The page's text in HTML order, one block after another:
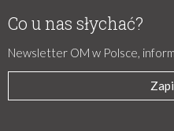
Co u nas słychać?
Newsletter OM w Polsce,